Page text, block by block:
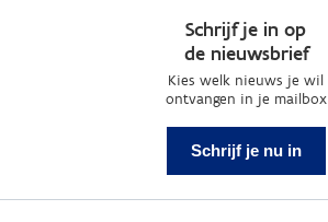
Schrijf je in op
de nieuwsbrief
Kies welk nieuws je wil
ontvangen in je mailbox
Schrijf je nu in